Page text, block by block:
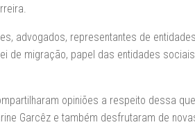
advogados, representantes de
de migração, papel das entidades
opiniões a respeito dessa
Garcêz e também desfrutaram de